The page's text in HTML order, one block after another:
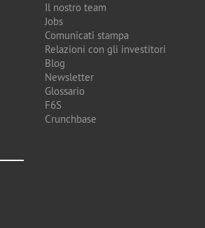
Il nostro team
Jobs
Comunicati stampa
Relazioni con gli investitori
Blog
Newsletter
Glossario
F6S
Crunchbase